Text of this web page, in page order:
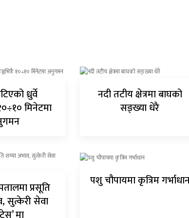
ध्रुर्वे
मिनेटमा
नदी तटीय क्षेत्रमा बाघको
सङ्ख्या धेरै
प्रसूति
सुत्केरी सेवा
पशु चौपायमा कृत्रिम